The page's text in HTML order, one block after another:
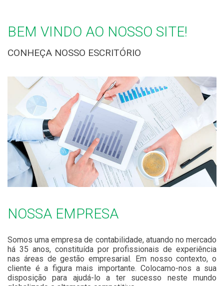
BEM VINDO AO NOSSO SITE!
CONHEÇA NOSSO ESCRITÓRIO
NOSSA EMPRESA
Somos uma empresa de contabilidade, atuando no mercado
há 35 anos, constituída por profissionais de experiência
nas áreas de gestão empresarial. Em nosso contexto, o
cliente é a figura mais importante. Colocamo-nos a sua
disposição para ajudá-lo a ter sucesso neste mundo